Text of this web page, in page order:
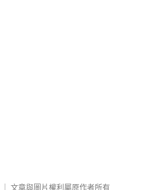
文章與圖片權利屬原作者所有